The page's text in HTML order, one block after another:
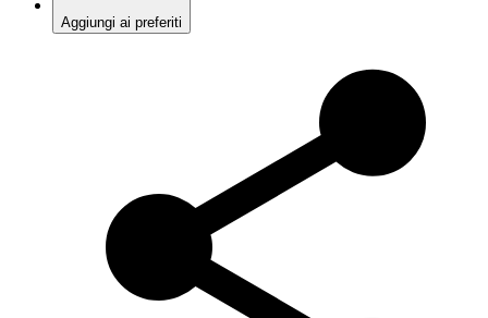
Aggiungi ai preferiti